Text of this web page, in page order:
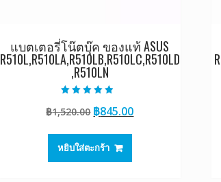
แบตเตอรี่โน๊ตบุ๊ค ของแท้ ASUS
R510L,R510LA,R510LB,R510LC,R510LD
,R510LN
4.50
ตั้งแต่ 1-5
฿1,520.00 Original
was:
฿1,520.00.
฿845.00Current
หยิบใส่ตะกร้า